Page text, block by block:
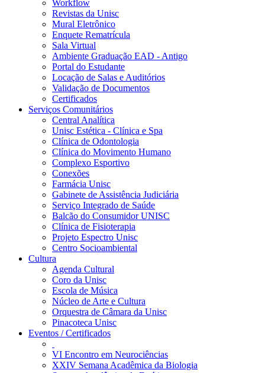
Workflow
Revistas da Unisc
Mural Eletrônico
Enquete Rematrícula
Sala Virtual
Ambiente Graduação EAD - Antigo
Portal do Estudante
Locação de Salas e Auditórios
Validação de Documentos
Certificados
Serviços Comunitários
Central Analítica
Unisc Estética - Clínica e Spa
Clínica de Odontologia
Clínica do Movimento Humano
Complexo Esportivo
Conexões
Farmácia Unisc
Gabinete de Assistência Judiciária
Serviço Integrado de Saúde
Balcão do Consumidor UNISC
Clínica de Fisioterapia
Projeto Espectro Unisc
Centro Socioambiental
Cultura
Agenda Cultural
Coro da Unisc
Escola de Música
Núcleo de Arte e Cultura
Orquestra de Câmara da Unisc
Pinacoteca Unisc
Eventos / Certificados
VI Encontro em Neurociências
XXIV Semana Acadêmica da Biologia